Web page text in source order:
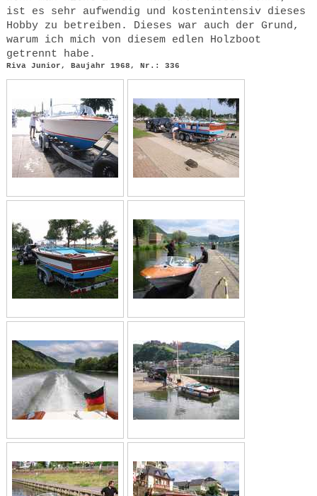
ist es sehr aufwendig und kostenintensiv dieses
Hobby zu betreiben. Dieses war auch der Grund,
warum ich mich von diesem edlen Holzboot
getrennt habe.
Riva Junior, Baujahr 1968, Nr.: 336